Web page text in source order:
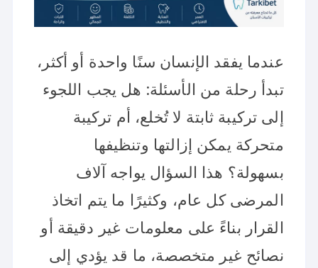
عندما يفقد الإنسان سنًا واحدة أو أكثر،
تبدأ رحلة من الأسئلة: هل يجب اللجوء
إلى تركيبة ثابتة لا تُخلع، أم تركيبة
متحركة يمكن إزالتها وتنظيفها
بسهولة؟ هذا السؤال يواجه آلاف
المرضى كل عام، وكثيرًا ما يتم اتخاذ
القرار بناءً على معلومات غير دقيقة أو
نصائح غير متخصصة، ما قد يؤدي إلى